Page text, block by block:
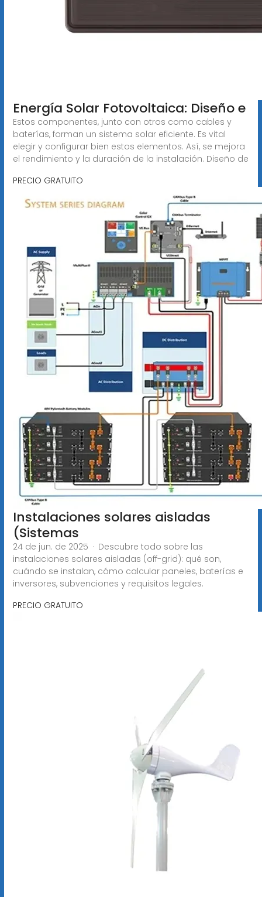
Energía Solar Fotovoltaica: Diseño e
Estos componentes, junto con otros como cables y
baterías, forman un sistema solar eficiente. Es vital
elegir y configurar bien estos elementos. Así, se mejora
el rendimiento y la duración de la instalación. Diseño de
PRECIO GRATUITO
Instalaciones solares aisladas
(Sistemas
24 de jun. de 2025 · Descubre todo sobre las
instalaciones solares aisladas (off-grid): qué son,
cuándo se instalan, cómo calcular paneles, baterías e
inversores, subvenciones y requisitos legales.
PRECIO GRATUITO